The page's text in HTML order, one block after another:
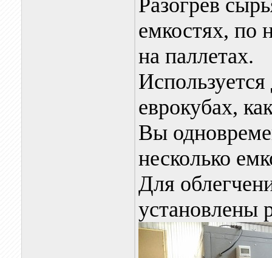
Разогрев
емкостях, по
на паллетах.
еврокубах,
Вы
несколько
Для
установлены